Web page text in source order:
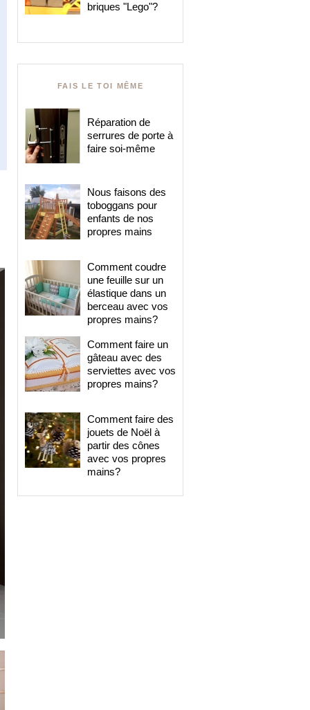
briques "Lego"?
FAIS LE TOI MÊME
Réparation de
serrures de porte à
faire soi-même
Nous faisons des
toboggans pour
enfants de nos
propres mains
Comment coudre
une feuille sur un
élastique dans un
berceau avec vos
propres mains?
Comment faire un
gâteau avec des
serviettes avec vos
propres mains?
Comment faire des
jouets de Noël à
partir des cônes
avec vos propres
mains?